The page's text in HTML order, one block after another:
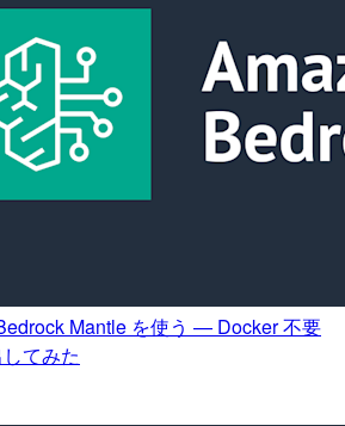
Mantle を使う — Docker 不要
てみた